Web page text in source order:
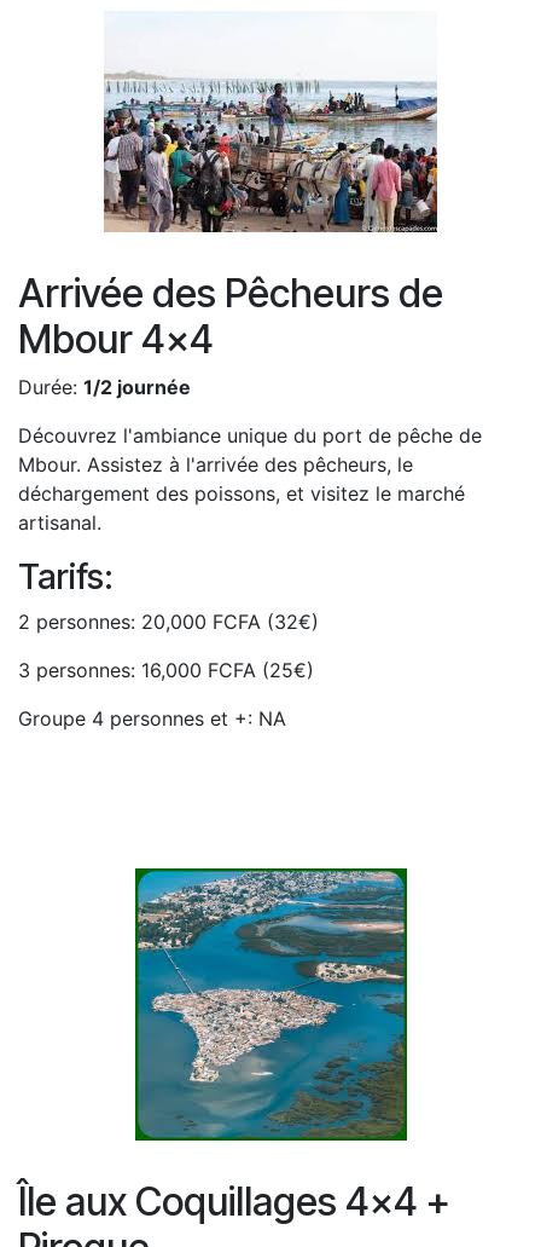
Arrivée des Pêcheurs de
Mbour 4x4
Durée: 1/2 journée
Découvrez l'ambiance unique du port de pêche de
Mbour. Assistez à l'arrivée des pêcheurs, le
déchargement des poissons, et visitez le marché
artisanal.
Tarifs:
2 personnes: 20,000 FCFA (32€)
3 personnes: 16,000 FCFA (25€)
Groupe 4 personnes et +: NA
Île aux Coquillages 4x4 +